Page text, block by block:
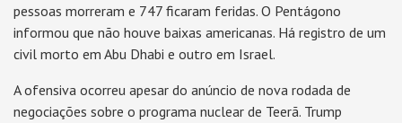
pessoas morreram e 747 ficaram feridas. O Pentágono
informou que não houve baixas americanas. Há registro de um
civil morto em Abu Dhabi e outro em Israel.
A ofensiva ocorreu apesar do anúncio de nova rodada de
negociações sobre o programa nuclear de Teerã. Trump